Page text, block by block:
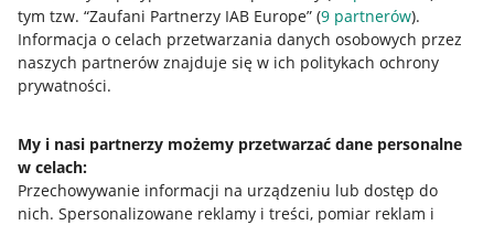
tym tzw. “Zaufani Partnerzy IAB Europe” (9 partnerów).
Informacja o celach przetwarzania danych osobowych przez
naszych partnerów znajduje się w ich politykach ochrony
prywatności.
My i nasi partnerzy możemy przetwarzać dane personalne
w celach:
Przechowywanie informacji na urządzeniu lub dostęp do
nich. Spersonalizowane reklamy i treści, pomiar reklam i
Przydatne informacje
Jak to działa
Allegro Gadane dla sprzedających
Allegro Gadane dla kupujących